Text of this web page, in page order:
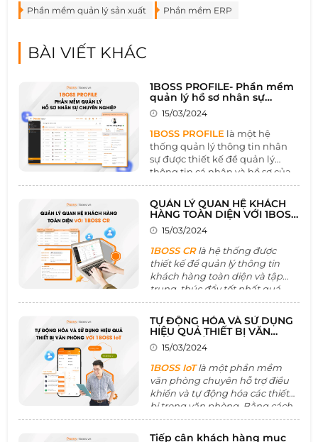
Phần mềm quản lý sản xuất
Phần mềm ERP
BÀI VIẾT KHÁC
1BOSS PROFILE- Phần mềm
quản lý hồ sơ nhân sự
chuyên nghiệp
15/03/2024
1BOSS PROFILE là một hệ
thống quản lý thông tin nhân
sự được thiết kế đề quản lý
thông tin cá nhân và hồ sơ của
khách hàng một cách tổng thể
và hiệu quả. Công cụ này là một
trong số những nền tảng thúc
đẩy mối quan hệ khách hàng
và marketing doanh nghiệp
phát triển vững chắc, toàn vẹn
QUẢN LÝ QUAN HỆ KHÁCH
HÀNG TOÀN DIỆN VỚI 1BOSS
CR15/03/2024
1BOSS CRlà hệ thống được
thiết kế để quản lý thông tin
khách hàng toàn diện và tập
trung, thúc đẩy tốt nhất quá
trình ký kết hợp đồng. Với các
tính năng về quản lý danh sách
khách hàng , quản lý chiến dịch
tiếp thị,.. giúp doanh nghiệp
tăng cường quan hệ và tương
tác với khách hàng một cách
chuyên nghiệp và hiệu quả.
TỰ ĐỘNG HÓA VÀ SỬ DỤNG
HIỆU QUẢ THIẾT BỊ VĂN
PHÒNG VỚI BOSS IoT
15/03/2024
1BOSS IoTlà một phần mềm
văn phòng chuyên hỗ trợ điều
khiển và tự động hóa các thiết
bị trong văn phòng. Bằng cách
cung cấp dữ liệu để phân tích,
cải tiến và tối ưu hóa không
Tiếp cận khách hàng mục